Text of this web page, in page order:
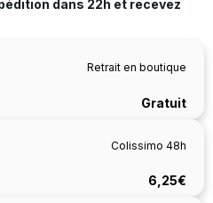
dans 22h et recevez
Retrait en boutique
Gratuit
Colissimo 48h
6,25€